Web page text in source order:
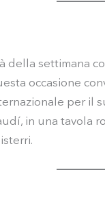
della settimana
occasione
per il
in una tavola